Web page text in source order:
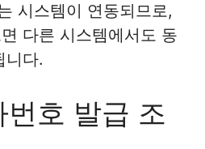
시스템이 연동되므로,
다른 시스템에서도 동
니다.
호 발급 조